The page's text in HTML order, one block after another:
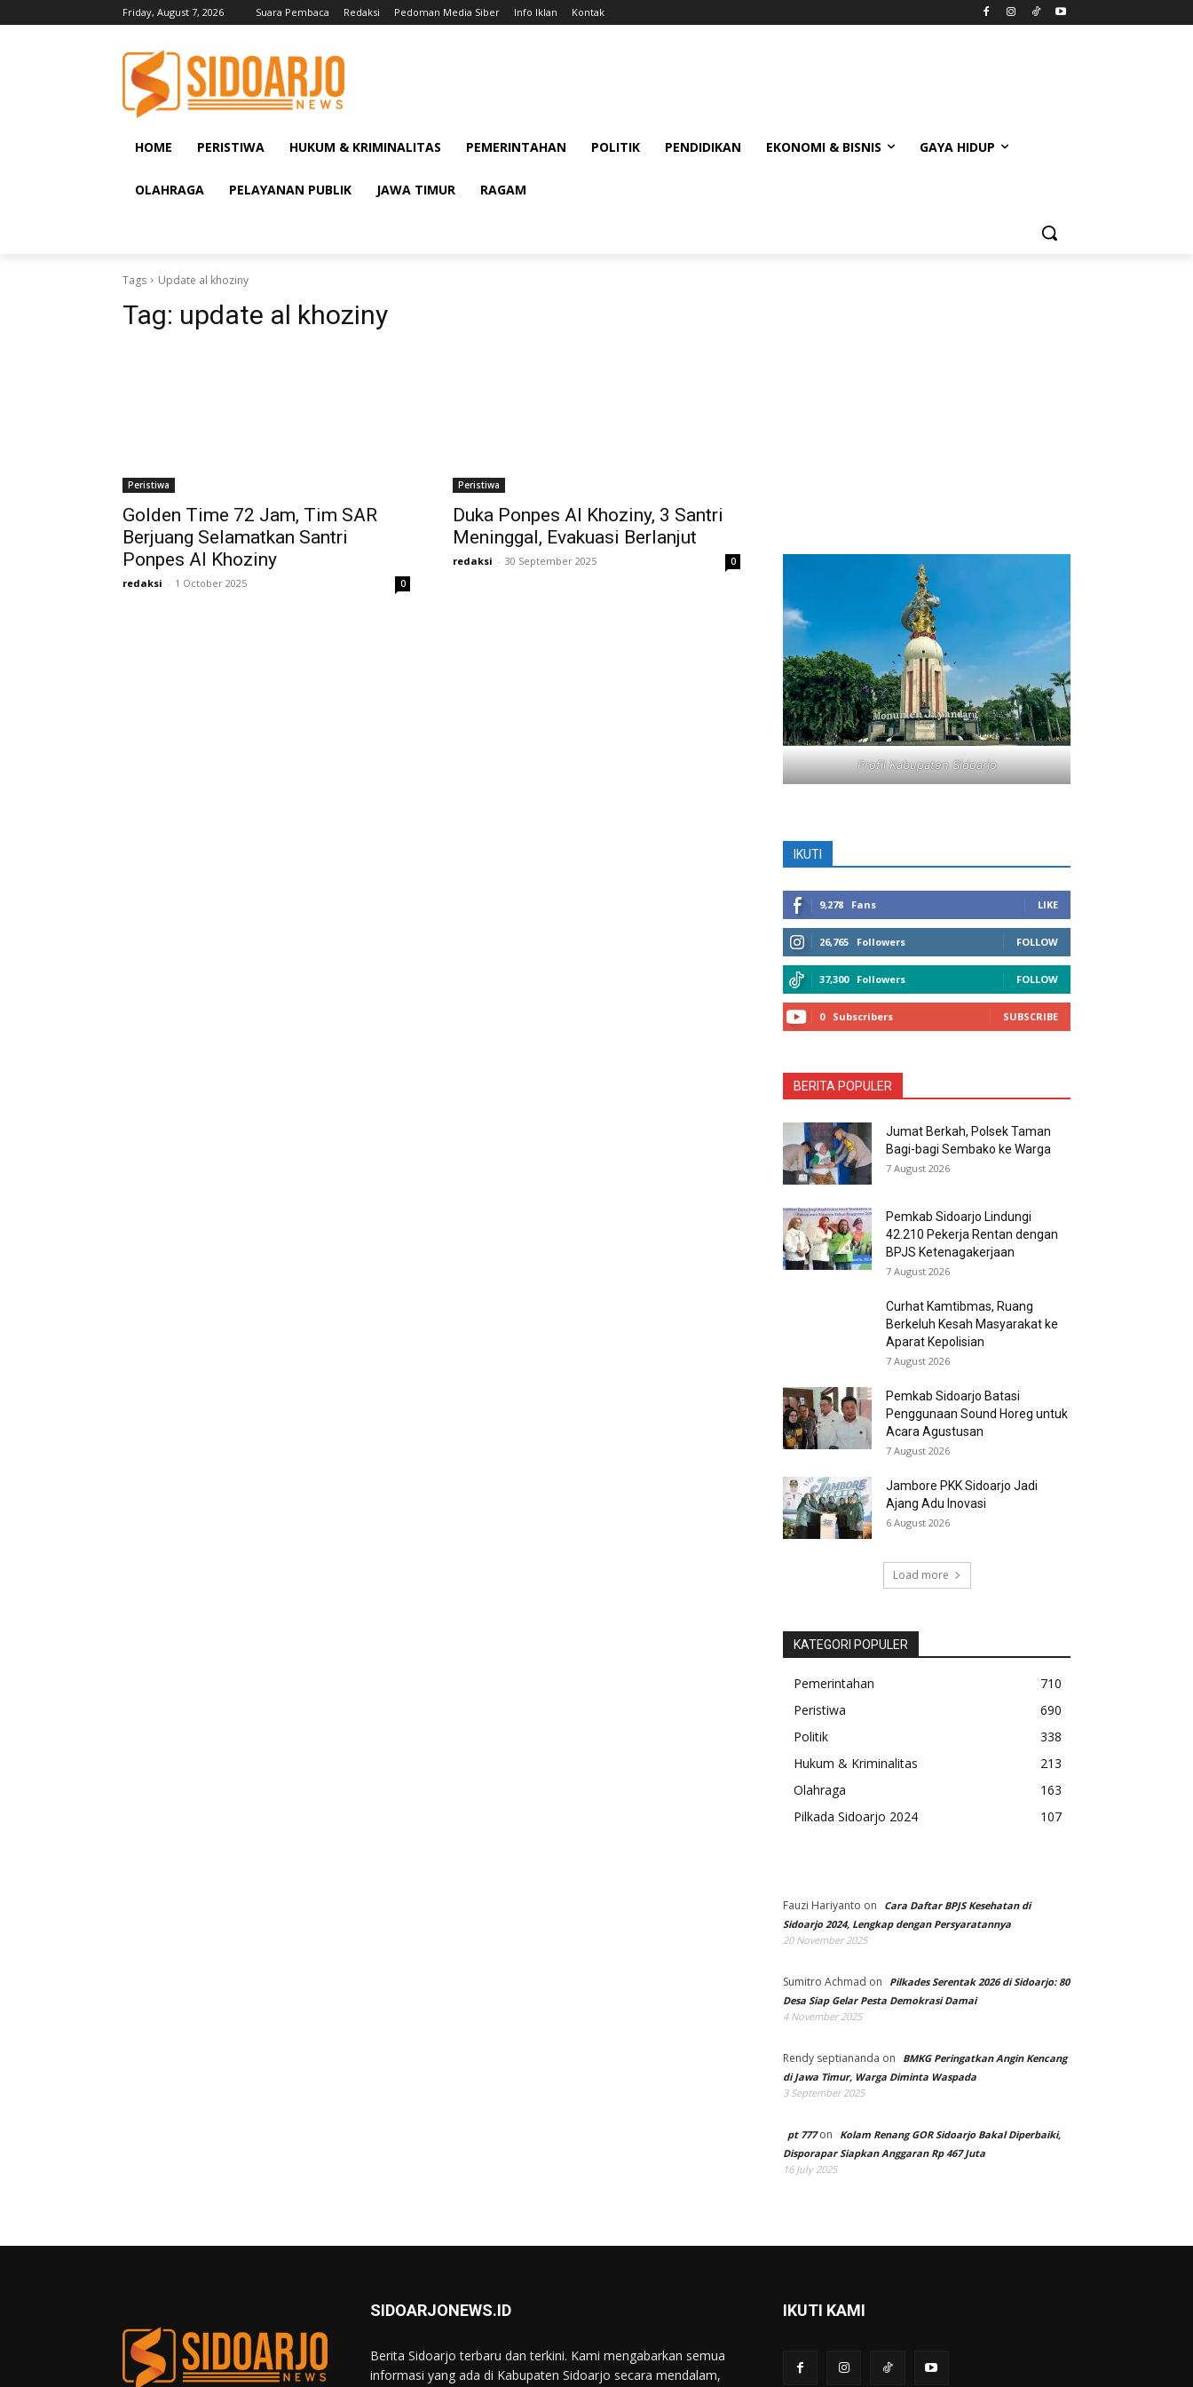
Friday, August 7, 2026 Suara Pembaca Redaksi Pedoman Media Siber Info Iklan Kontak
HOME PERISTIWA HUKUM & KRIMINALITAS PEMERINTAHAN POLITIK PENDIDIKAN EKONOMI & BISNIS GAYA HIDUP
OLAHRAGA PELAYANAN PUBLIK JAWA TIMUR RAGAM
Tags Update al khoziny
Tag: update al khoziny
Peristiwa
Golden Time 72 Jam, Tim SAR
Berjuang Selamatkan Santri
Ponpes Al Khoziny
redaksi - 1 October 2025 0
Peristiwa
Duka Ponpes Al Khoziny, 3 Santri
Meninggal, Evakuasi Berlanjut
redaksi - 30 September 2025 0
Profil Kabupaten Sidoarjo
IKUTI
9,278 Fans LIKE
26,765 Followers FOLLOW
37,300 Followers FOLLOW
0 Subscribers SUBSCRIBE
BERITA POPULER
Jumat Berkah, Polsek Taman
Bagi-bagi Sembako ke Warga
7 August 2026
Pemkab Sidoarjo Lindungi
42.210 Pekerja Rentan dengan
BPJS Ketenagakerjaan
7 August 2026
Curhat Kamtibmas, Ruang
Berkeluh Kesah Masyarakat ke
Aparat Kepolisian
7 August 2026
Pemkab Sidoarjo Batasi
Penggunaan Sound Horeg untuk
Acara Agustusan
7 August 2026
Jambore PKK Sidoarjo Jadi
Ajang Adu Inovasi
6 August 2026
Load more
KATEGORI POPULER
Pemerintahan
710
Peristiwa
690
Politik
338
Hukum & Kriminalitas
213
Olahraga
163
Pilkada Sidoarjo 2024
107
Fauzi Hariyanto on
Cara Daftar BPJS Kesehatan di
Sidoarjo 2024, Lengkap dengan Persyaratannya
20 November 2025
Sumitro Achmad on
Pilkades Serentak 2026 di Sidoarjo: 80
Desa Siap Gelar Pesta Demokrasi Damai
4 November 2025
Rendy septiananda on
BMKG Peringatkan Angin Kencang
di Jawa Timur, Warga Diminta Waspada
3 September 2025
pt 777on
Kolam Renang GOR Sidoarjo Bakal Diperbaiki,
Disporapar Siapkan Anggaran Rp 467 Juta
16 July 2025
SIDOARJONEWS.ID
Berita Sidoarjo terbaru dan terkini. Kami mengabarkan semua
informasi yang ada di Kabupaten Sidoarjo secara mendalam,
IKUTI KAMI